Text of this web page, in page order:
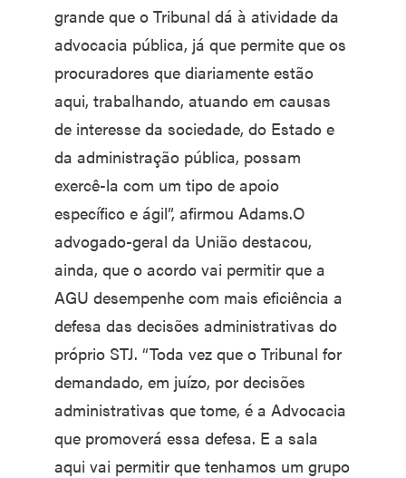
grande que o Tribunal dá à atividade da
advocacia pública, já que permite que os
procuradores que diariamente estão
aqui, trabalhando, atuando em causas
de interesse da sociedade, do Estado e
da administração pública, possam
exercê-la com um tipo de apoio
específico e ágil”, afirmou Adams.O
advogado-geral da União destacou,
ainda, que o acordo vai permitir que a
AGU desempenhe com mais eficiência a
defesa das decisões administrativas do
próprio STJ. “Toda vez que o Tribunal for
demandado, em juízo, por decisões
administrativas que tome, é a Advocacia
que promoverá essa defesa. E a sala
aqui vai permitir que tenhamos um grupo